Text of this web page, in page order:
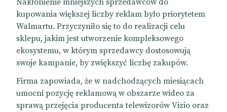
Nakłonienie mniejszych sprzedawców do
kupowania większej liczby reklam było priorytetem
Walmartu. Przyczyniło się to do realizacji celu
sklepu, jakim jest utworzenie kompleksowego
ekosystemu, w którym sprzedawcy dostosowują
swoje kampanie, by zwiększyć liczbę zakupów.
Firma zapowiada, że w nadchodzących miesiącach
umocni pozycję reklamową w obszarze wideo za
sprawą przejęcia producenta telewizorów Vizio oraz